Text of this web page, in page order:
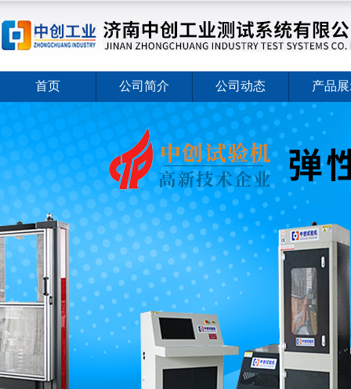
首页 公司简介 公司动态 产品